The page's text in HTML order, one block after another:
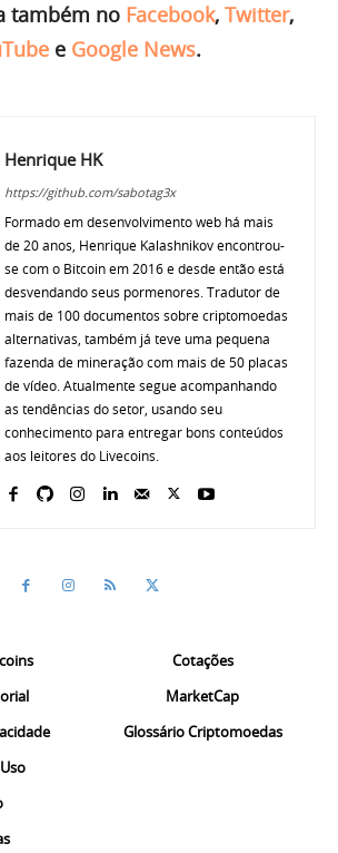
também no Facebook, Twitter,
e Google News.
Henrique HK
https://github.com/sabotag3x
Formado em desenvolvimento web há mais
de 20 anos, Henrique Kalashnikov encontrou-
se com o Bitcoin em 2016 e desde então está
desvendando seus pormenores. Tradutor de
mais de 100 documentos sobre criptomoedas
alternativas, também já teve uma pequena
fazenda de mineração com mais de 50 placas
de vídeo. Atualmente segue acompanhando
as tendências do setor, usando seu
conhecimento para entregar bons conteúdos
aos leitores do Livecoins.
Cotações
MarketCap
Glossário Criptomoedas